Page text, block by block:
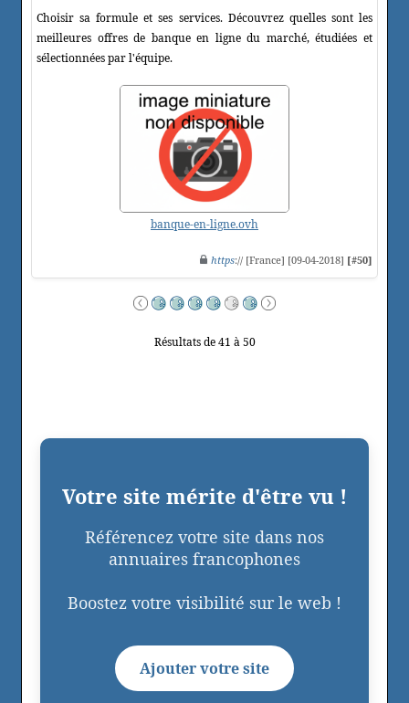
Choisir sa formule et ses services. Découvrez quelles sont les
meilleures offres de banque en ligne du marché, étudiées et
sélectionnées par l'équipe.
banque-en-ligne.ovh
https:// [France] [09-04-2018] [#50]
Résultats de 41 à 50
Votre site mérite d'être vu !
Référencez votre site dans nos
annuaires francophones
Boostez votre visibilité sur le web !
Ajouter votre site